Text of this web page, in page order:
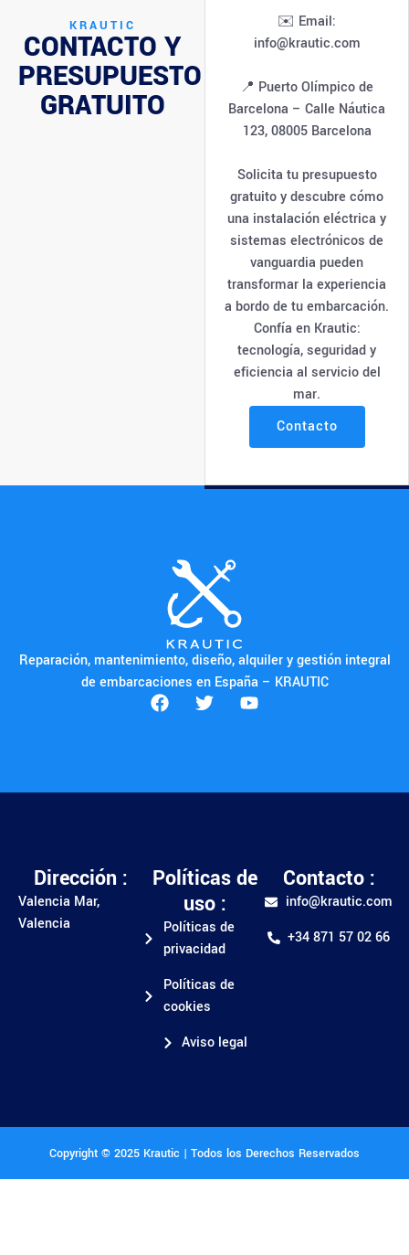
KRAUTIC
CONTACTO Y
PRESUPUESTO
GRATUITO
✉️ Email:
info@krautic.com
📍 Puerto Olímpico de
Barcelona – Calle Náutica
123, 08005 Barcelona
Solicita tu presupuesto
gratuito y descubre cómo
una instalación eléctrica y
sistemas electrónicos de
vanguardia pueden
transformar la experiencia
a bordo de tu embarcación.
Confía en Krautic:
tecnología, seguridad y
eficiencia al servicio del
mar.
Contacto
Reparación, mantenimiento, diseño, alquiler y gestión integral
de embarcaciones en España – KRAUTIC
Dirección :
Valencia Mar,
Valencia
Políticas de
uso :
Políticas de
privacidad
Políticas de
cookies
Aviso legal
Contacto :
info@krautic.com
+34 871 57 02 66
Copyright © 2025 Krautic | Todos los Derechos Reservados